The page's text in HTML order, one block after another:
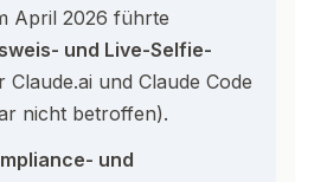
April 2026 führte
und Live-Selfie-
Claude.ai und Claude Code
nicht betroffen).
und